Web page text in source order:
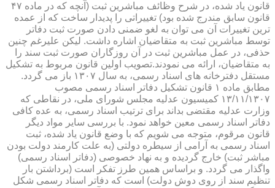
قانون یاد شده، در شرح وظائف مباشرین ثبت (آنچه كه در ماده ۴۷
قانون سابق مندرج شده بود) تغییراتی را پدیدار ساخت كه از عمده
ترین تغییرات آن می توان به لغو ضمنی دادن صورت ثبت دفاتر
توسط مباشرین ثبت به متقاضیان اشاره داشت. لیكن علیرغم چنین
حذفی، در عمل مباشرین ثبت در آن روزگاران صورت ثبت سند را
به متقاضیان، ارائه می نمودند.تصویب اولین قانون مربوط به تشكیل
مستقل دفترخانه های اسناد رسمی، به سال ۱۳۰۷ باز می گردد.
مطابق ماده ۱ قانون تشكیل دفاتر اسناد رسمی مصوب
۱۳/۱۱/۱۳۰۷ كمیسیون عدلیه مجلس شورای ملی، در نقاطی كه
وزارت عدلیه مقتضی بداند برای ترتیب اسناد رسمی، به عده كافی
دفاتر اسناد رسمی معین خواهد نمود. با بررسی سایر مواد دیگر
قانون مرقوم، متوجه می شویم كه با وضع قانون یاد شده، ثبت
اسناد رسمی به آرامی از سیطره دولتی (به علت كارمند دولت بودن
مباشر ثبت) خارج گردیده و به نهاد خصوصی (دفاتر اسناد رسمی)
واگذار می گردد. و براساس همین طرز تفكر است (برداشتن بار
تنظیم سند از روی دوش دولت) است كه دفاتر اسناد رسمی شكل